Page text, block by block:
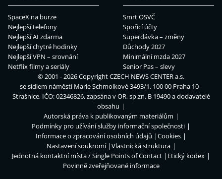
SpaceX na burze
Nejlepší telefony
Nejlepší AI zdarma
Nejlepší chytré hodinky
Nejlepší VPN – srovnání
Netflix filmy a seriály
Smrt OSVČ
Spořicí účty
Superdávka – změny
Důchody 2027
Minimální mzda 2027
Senior Pas – slevy
© 2001 - 2026 CopyrightCZECH NEWS CENTER a.s.
se sídlem náměstí Marie Schmolkové 3493/1, 100 00 Praha 10 -
Strašnice, IČO: 02346826, zapsána v OR, sp.zn. B 19490 a dodavatelé
obsahu
Autorská práva k publikovaným materiálům
Podmínky pro užívání služby informační společnosti
Informace o zpracování osobních údajů
Cookies
Nastavení soukromí
Vlastnická struktura
Jednotná kontaktní místa / Single Points of Contact
Etický kodex
Povinně zveřejňované informace